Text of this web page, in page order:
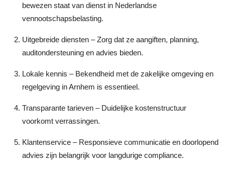
bewezen staat van dienst in Nederlandse
vennootschapsbelasting.
Uitgebreide diensten – Zorg dat ze aangiften, planning,
auditondersteuning en advies bieden.
Lokale kennis – Bekendheid met de zakelijke omgeving en
regelgeving in Arnhem is essentieel.
Transparante tarieven – Duidelijke kostenstructuur
voorkomt verrassingen.
Klantenservice – Responsieve communicatie en doorlopend
advies zijn belangrijk voor langdurige compliance.